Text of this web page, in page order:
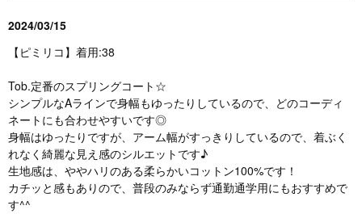
2024/03/15
【ピミリコ】着用:38
Tob.定番のスプリングコート☆
シンプルなAラインで身幅もゆったりしているので、どのコーディ
ネートにも合わせやすいです◎
身幅はゆったりですが、アーム幅がすっきりしているので、着ぶく
れなく綺麗な見え感のシルエットです♪
生地感は、ややハリのある柔らかいコットン100%です！
カチッと感もありので、普段のみならず通勤通学用にもおすすめで
す^^